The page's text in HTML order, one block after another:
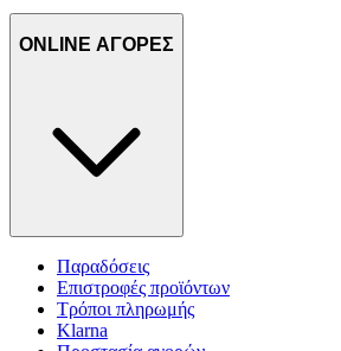
ONLINE ΑΓΟΡΕΣ
Παραδόσεις
Επιστροφές προϊόντων
Τρόποι πληρωμής
Klarna